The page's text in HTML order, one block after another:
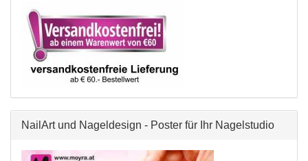
NailArt und Nageldesign - Poster für Ihr Nagelstudio